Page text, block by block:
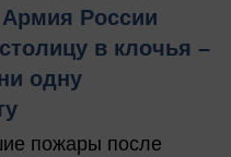
России
в клочья –
одну
пожары после